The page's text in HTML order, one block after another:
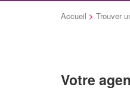
Accueil > Trouver
Votre